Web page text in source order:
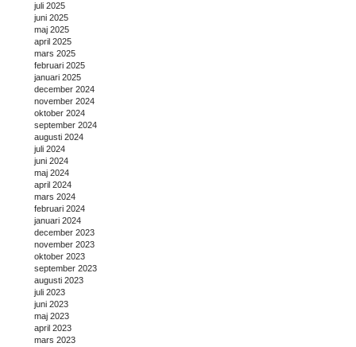
juli 2025
juni 2025
maj 2025
april 2025
mars 2025
februari 2025
januari 2025
december 2024
november 2024
oktober 2024
september 2024
augusti 2024
juli 2024
juni 2024
maj 2024
april 2024
mars 2024
februari 2024
januari 2024
december 2023
november 2023
oktober 2023
september 2023
augusti 2023
juli 2023
juni 2023
maj 2023
april 2023
mars 2023